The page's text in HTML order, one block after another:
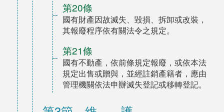
第20條
國有財產因故滅失、毀損、拆卸或改裝，
其報廢程序依有關法令之規定。
第21條
國有不動產，依前條規定報廢，或依本法
規定出售或贈與，並經註銷產籍者，應由
管理機關依法申辦滅失登記或移轉登記。